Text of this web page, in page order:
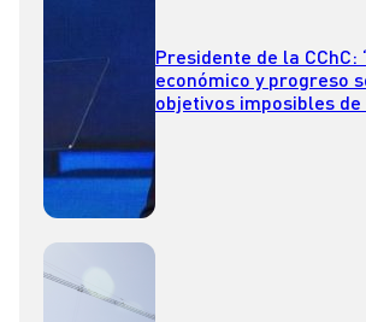
Presidente de la CChC:
económico y progreso
objetivos imposibles